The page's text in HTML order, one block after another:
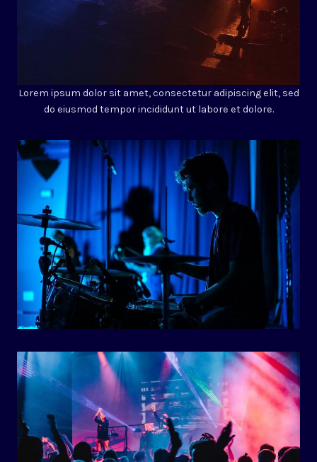
Lorem ipsum dolor sit amet, consectetur adipiscing elit, sed
do eiusmod tempor incididunt ut labore et dolore.